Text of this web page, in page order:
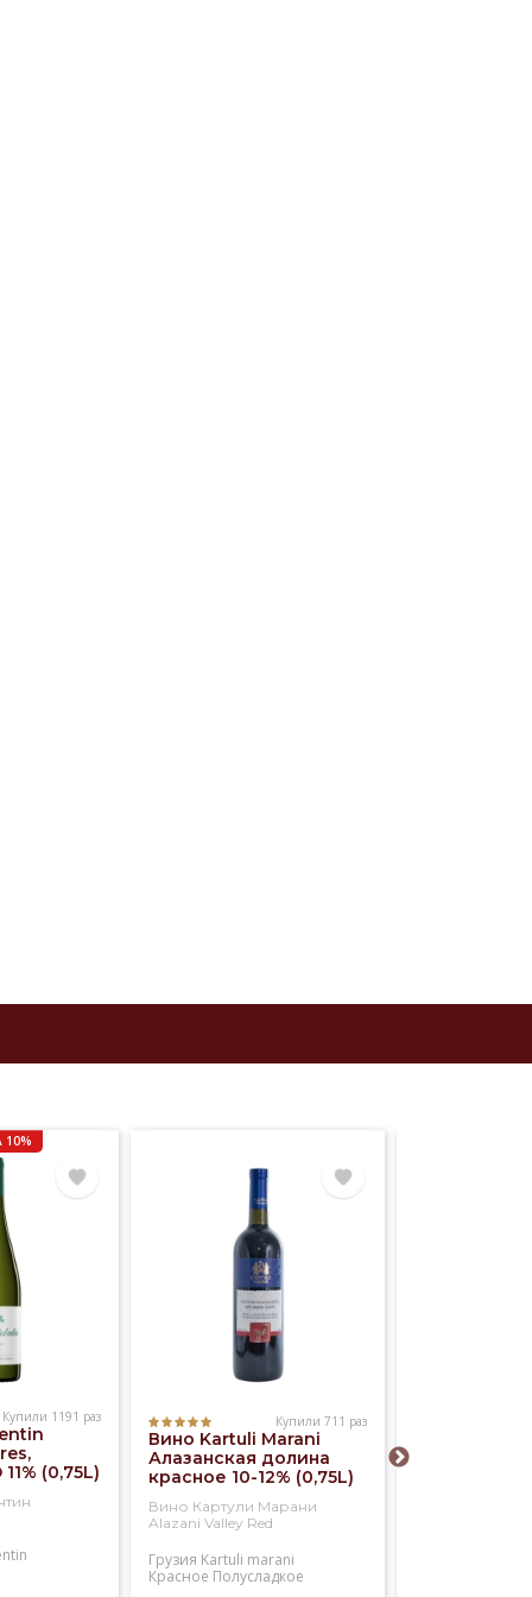
10%
Купили 1191 раз
(0,75L)
Купили 711 раз
Вино Kartuli Marani
Алазанская долина
красное 10-12% (0,75L)
Вино Картули Марани
Alazani Valley Red
Грузия Kartuli marani
Красное Полусладкое